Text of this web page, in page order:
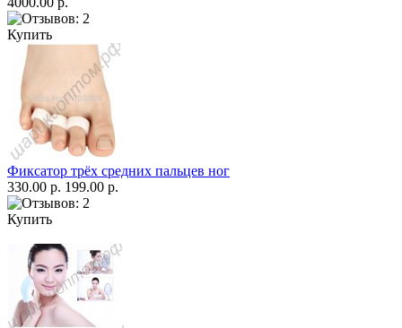
Купить
Фиксатор трёх средних пальцев ног
330.00 р. 199.00 р.
Купить